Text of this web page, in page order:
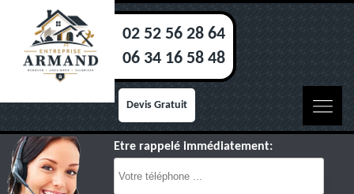
02 52 56 28 64
06 34 16 58 48
Devis Gratuit
Etre rappelé immédiatement: